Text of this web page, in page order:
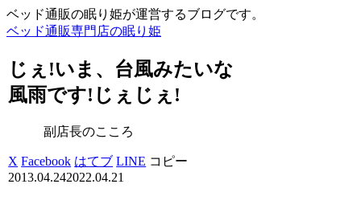
ベッド通販の眠り姫が運営するブログです。
ベッド通販専門店の眠り姫
じぇ!いま、台風みたいな
風雨です!じぇじぇ!
副店長のこころ
X Facebook はてブ LINE コピー
2013.04.242022.04.21